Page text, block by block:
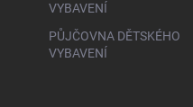
VYBAVENÍ
PŮJČOVNA DĚTSKÉHO
VYBAVENÍ